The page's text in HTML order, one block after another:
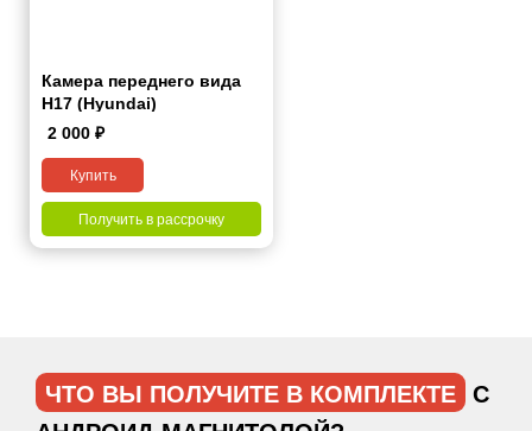
Камера переднего вида
H17 (Hyundai)
2 000 ₽
Купить
Получить в рассрочку
ЧТО ВЫ ПОЛУЧИТЕ В КОМПЛЕКТЕ
С